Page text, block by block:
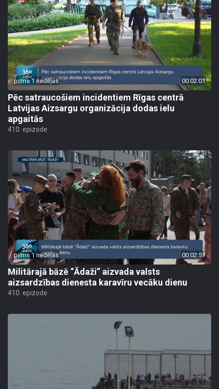
pirms 1 nedēļas 00:02:01
Pēc satraucošiem incidentiem Rīgas centrā
Latvijas Aizsargu organizācija dodas ielu
apgaitās
410. epizode
pirms 1 nedēļas 00:02:51
Militārajā bāzē “Ādaži” aizvada valsts
aizsardzības dienesta karavīru vecāku dienu
410. epizode